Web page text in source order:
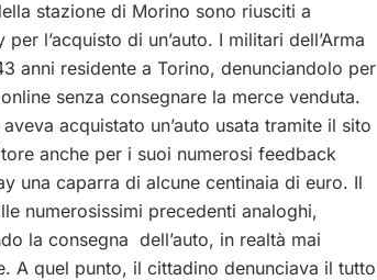
stazione di Morino sono riusciti a
l’acquisto di un’auto. I militari dell’Arma
anni residente a Torino, denunciandolo per
senza consegnare la merce venduta.
acquistato un’auto usata tramite il sito
anche per i suoi numerosi feedback
una caparra di alcune centinaia di euro. Il
numerosissimi precedenti analoghi,
la consegna dell’auto, in realtà mai
A quel punto, il cittadino denunciava il tutto